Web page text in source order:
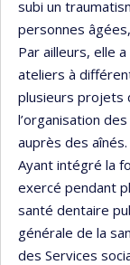
subi un
personnes
Par ailleurs, elle
ateliers à
plusieurs projets
l’organisation
auprès des aînés.
Ayant intégré la
exercé pendant
santé dentaire
générale de la
des Services